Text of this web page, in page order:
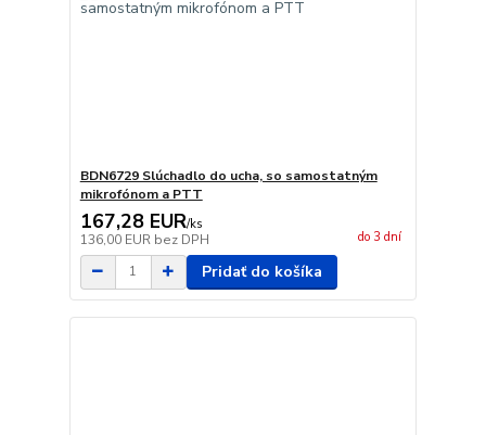
BDN6729 Slúchadlo do ucha, so samostatným
mikrofónom a PTT
167,28 EUR/ks
136,00 EUR bez DPH do 3 dní
Pridať do košíka